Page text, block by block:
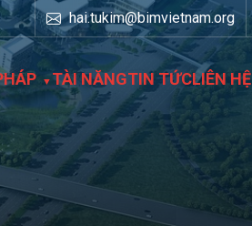
hai.tukim@bimvietnam.org
TÀI NĂNGTIN TỨCLIÊN HỆ